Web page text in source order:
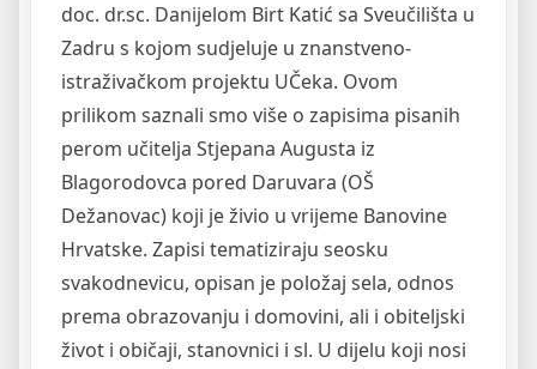
doc. dr.sc. Danijelom Birt Katić sa Sveučilišta u
Zadru s kojom sudjeluje u znanstveno-
istraživačkom projektu UČeka. Ovom
prilikom saznali smo više o zapisima pisanih
perom učitelja Stjepana Augusta iz
Blagorodovca pored Daruvara (OŠ
Dežanovac) koji je živio u vrijeme Banovine
Hrvatske. Zapisi tematiziraju seosku
svakodnevicu, opisan je položaj sela, odnos
prema obrazovanju i domovini, ali i obiteljski
život i običaji, stanovnici i sl. U dijelu koji nosi